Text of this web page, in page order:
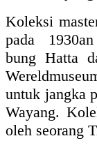
Koleksi
pada 1930an
bung Hatta
untuk jangka
Wayang.
oleh seorang